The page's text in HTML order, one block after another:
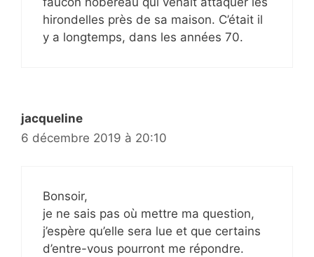
hirondelles près de sa maison. C’était il
y a longtemps, dans les années 70.
jacqueline
6 décembre 2019 à 20:10
Bonsoir,
je ne sais pas où mettre ma question,
j’espère qu’elle sera lue et que certains
d’entre-vous pourront me répondre.